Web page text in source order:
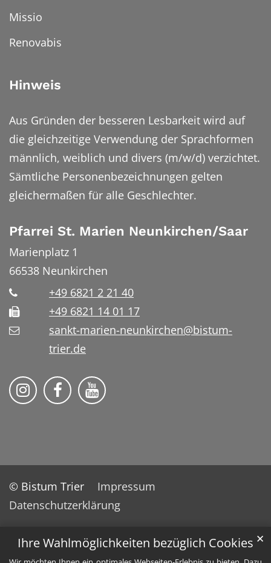
Ihre Wahlmöglichkeiten bezüglich Cookies ✕
Missio
Renovabis
Hinweis
Aus Gründen der besseren Lesbarkeit wird auf
die gleichzeitige Verwendung der Sprachformen
männlich, weiblich und divers (m/w/d) verzichtet.
Sämtliche Personenbezeichnungen gelten
gleichermaßen für alle Geschlechter.
Pfarrei St. Marien Neunkirchen/Saar
Marienplatz 1
66538 Neunkirchen
+49 6821 2 21 40
+49 6821 14 01 17
sankt-marien-neunkirchen@bistum-
trier.de
Bistum Trier auf Instragram
Die Pfarrei auf Facebook
Die Pfarrei auf YouTube
© Bistum Trier
Impressum
Datenschutzerklärung